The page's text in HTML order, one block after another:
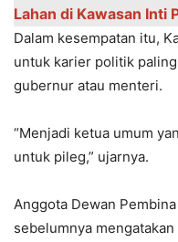
Lahan di Kawasan Inti
Dalam kesempatan itu,
untuk karier politik
gubernur atau menteri.
“Menjadi ketua umum
untuk pileg,” ujarnya.
Anggota Dewan
sebelumnya